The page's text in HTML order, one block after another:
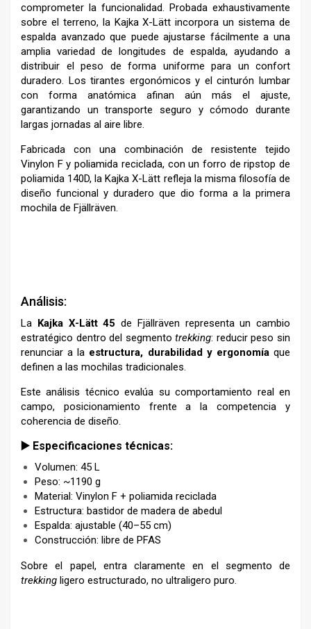
comprometer la funcionalidad. Probada exhaustivamente
sobre el terreno, la Kajka X-Lätt incorpora un sistema de
espalda avanzado que puede ajustarse fácilmente a una
amplia variedad de longitudes de espalda, ayudando a
distribuir el peso de forma uniforme para un confort
duradero. Los tirantes ergonómicos y el cinturón lumbar
con forma anatómica afinan aún más el ajuste,
garantizando un transporte seguro y cómodo durante
largas jornadas al aire libre.
Fabricada con una combinación de resistente tejido
Vinylon F y poliamida reciclada, con un forro de ripstop de
poliamida 140D, la Kajka X-Lätt refleja la misma filosofía de
diseño funcional y duradero que dio forma a la primera
mochila de Fjällräven.
Análisis:
La Kajka X-Lätt 45 de Fjällräven representa un cambio
estratégico dentro del segmentotrekking: reducir peso sin
renunciar a la estructura, durabilidad y ergonomíaque
definen a las mochilas tradicionales.
Este análisis técnico evalúa su comportamiento real en
campo, posicionamiento frente a la competencia y
coherencia de diseño.
▶️ Especificaciones técnicas:
Volumen: 45 L
Peso: ~1190 g
Material: Vinylon F + poliamida reciclada
Estructura: bastidor de madera de abedul
Espalda: ajustable (40–55 cm)
Construcción: libre de PFAS
Sobre el papel, entra claramente en el segmento de
trekking ligero estructurado, no ultraligero puro.